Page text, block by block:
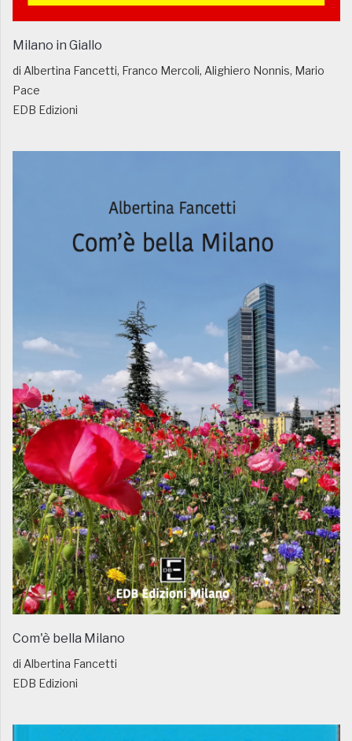
Milano in Giallo
di Albertina Fancetti, Franco Mercoli, Alighiero Nonnis, Mario
Pace
EDB Edizioni
Com'è bella Milano
di Albertina Fancetti
EDB Edizioni